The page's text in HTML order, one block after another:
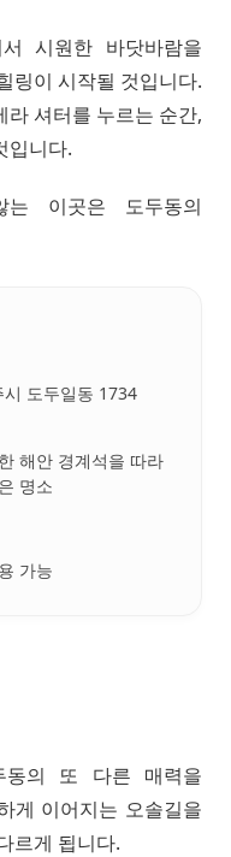
시원한 바닷바람을
링이 시작될 것입니다.
라 셔터를 누르는 순간,
입니다.
이곳은 도두동의
도두일동 1734
해안 경계석을 따라
명소
가능
의 또 다른 매력을
게 이어지는 오솔길을
르게 됩니다.